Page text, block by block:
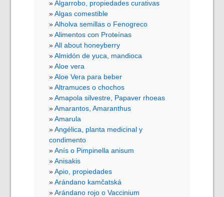
Algarrobo, propiedades curativas
Algas comestible
Alholva semillas o Fenogreco
Alimentos con Proteínas
All about honeyberry
Almidón de yuca, mandioca
Aloe vera
Aloe Vera para beber
Altramuces o chochos
Amapola silvestre, Papaver rhoeas
Amarantos, Amaranthus
Amarula
Angélica, planta medicinal y
condimento
Anís o Pimpinella anisum
Anisakis
Apio, propiedades
Arándano kamčatská
Arándano rojo o Vaccinium